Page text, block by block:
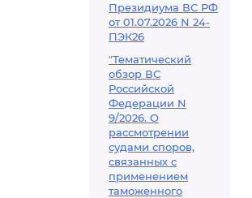
Президиума ВС РФ
от 01.07.2026 N 24-
ПЭК26
"Тематический
обзор ВС
Российской
Федерации N
9/2026. О
рассмотрении
судами споров,
связанных с
применением
таможенного